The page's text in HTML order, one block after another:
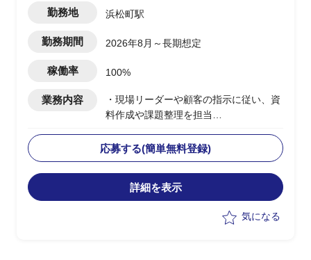
勤務地 浜松町駅
勤務期間 2026年8月～長期想定
稼働率 100%
業務内容
・現場リーダーや顧客の指示に従い、資
料作成や課題整理を担当
補佐役として貢献
・上流工程(要件整理、課題抽出、基本
設計レベル)の支援を想定
・小売業の業務知識を活かしたPJ推進支
応募する(簡単無料登録)
詳細を表示
気になる